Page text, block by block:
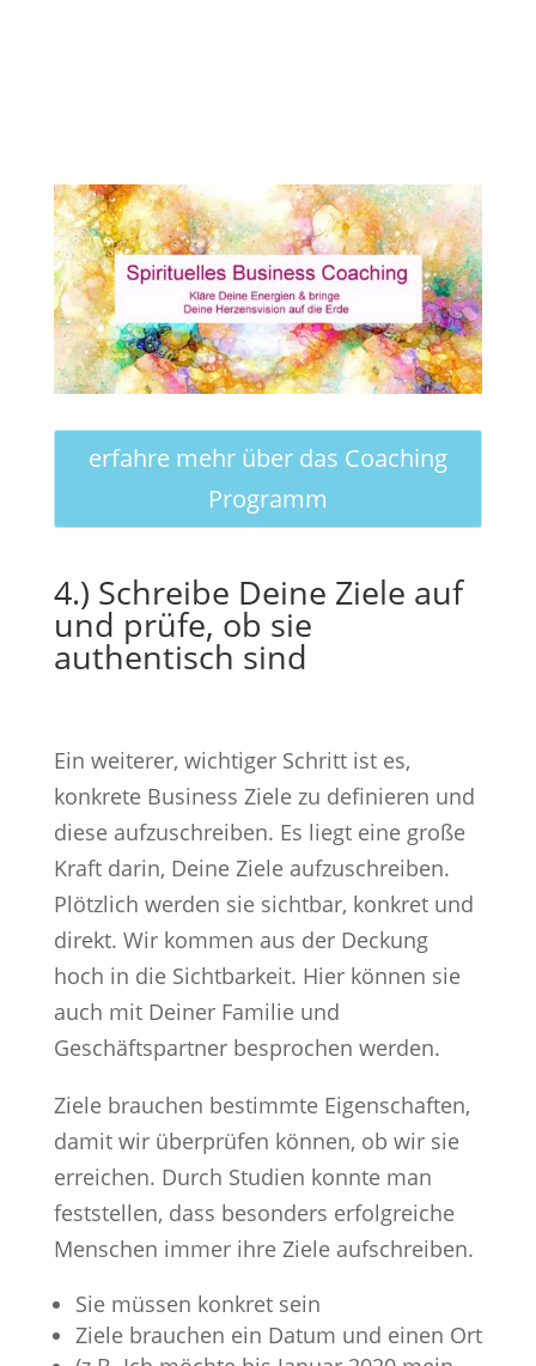
erfahre mehr über das Coaching
Programm
4.) Schreibe Deine Ziele auf
und prüfe, ob sie
authentisch sind
Ein weiterer, wichtiger Schritt ist es,
konkrete Business Ziele zu definieren und
diese aufzuschreiben. Es liegt eine große
Kraft darin, Deine Ziele aufzuschreiben.
Plötzlich werden sie sichtbar, konkret und
direkt. Wir kommen aus der Deckung
hoch in die Sichtbarkeit. Hier können sie
auch mit Deiner Familie und
Geschäftspartner besprochen werden.
Ziele brauchen bestimmte Eigenschaften,
damit wir überprüfen können, ob wir sie
erreichen. Durch Studien konnte man
feststellen, dass besonders erfolgreiche
Menschen immer ihre Ziele aufschreiben.
Sie müssen konkret sein
Ziele brauchen ein Datum und einen Ort